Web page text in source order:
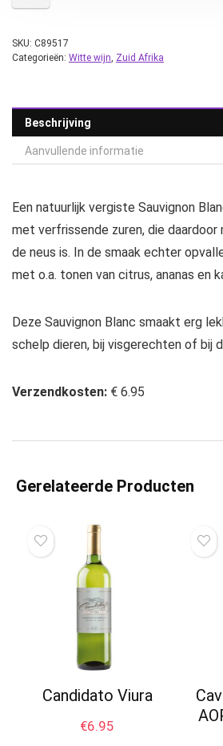
SKU: C89517
Categorieën: Witte wijn, Zuid Afrika
Beschrijving
Aanvullende informatie
Een natuurlijk vergiste Sauvignon
met verfrissende zuren, die daardoor
de neus is. In de smaak echter
met o.a. tonen van citrus, ananas en
Deze Sauvignon Blanc smaakt erg
schelp dieren, bij visgerechten of bij
Verzendkosten: € 6.95
Gerelateerde Producten
Candidato Viura
€6.95